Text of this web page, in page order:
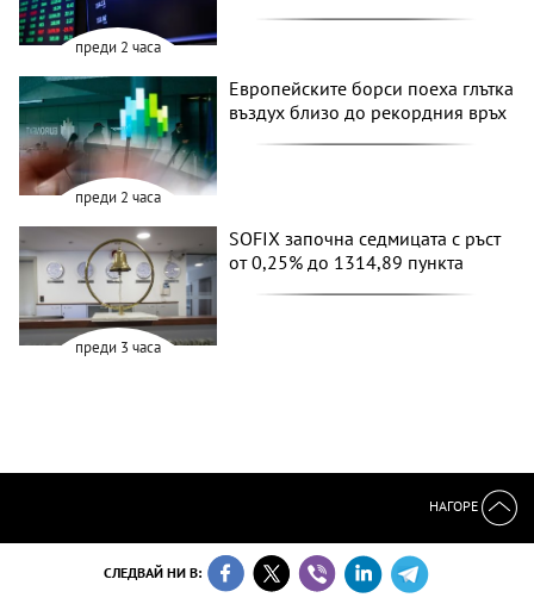
преди 2 часа
преди 2 часа
Европейските борси поеха глътка
въздух близо до рекордния връх
преди 3 часа
SOFIX започна седмицата с ръст
от 0,25% до 1314,89 пункта
НАГОРЕ
СЛЕДВАЙ НИ В: